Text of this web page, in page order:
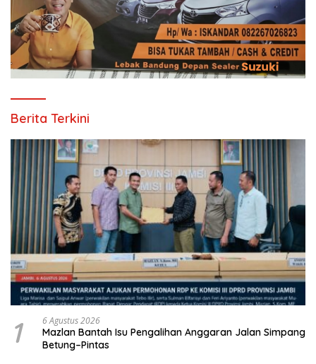
Berita Terkini
1 6 Agustus 2026
Mazlan Bantah Isu Pengalihan Anggaran Jalan Simpang
Betung–Pintas